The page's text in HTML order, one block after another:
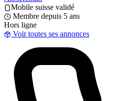
Mobile suisse validé
Membre depuis 5 ans
Hors ligne
Voir toutes ses annonces